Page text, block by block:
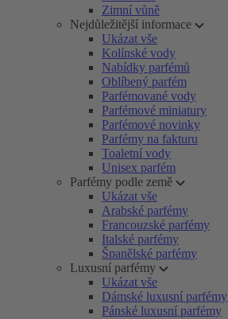
Zimní vůně
Nejdůležitější informace
Ukázat vše
Kolínské vody
Nabídky parfémů
Oblíbený parfém
Parfémované vody
Parfémové miniatury
Parfémové novinky
Parfémy na fakturu
Toaletní vody
Unisex parfém
Parfémy podle země
Ukázat vše
Arabské parfémy
Francouzské parfémy
Italské parfémy
Španělské parfémy
Luxusní parfémy
Ukázat vše
Dámské luxusní parfémy
Pánské luxusní parfémy